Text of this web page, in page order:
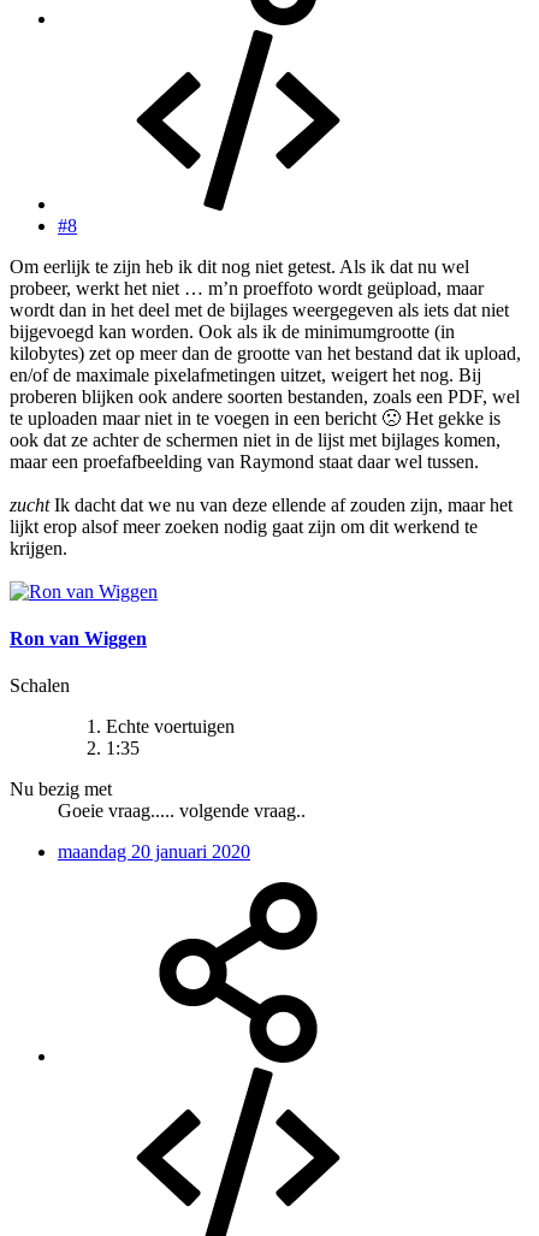
#8
Om eerlijk te zijn heb ik dit nog niet getest. Als ik dat nu wel
probeer, werkt het niet … m’n proeffoto wordt geüpload, maar
wordt dan in het deel met de bijlages weergegeven als iets dat niet
bijgevoegd kan worden. Ook als ik de minimumgrootte (in
kilobytes) zet op meer dan de grootte van het bestand dat ik upload,
en/of de maximale pixelafmetingen uitzet, weigert het nog. Bij
proberen blijken ook andere soorten bestanden, zoals een PDF, wel
te uploaden maar niet in te voegen in een bericht 🙁 Het gekke is
ook dat ze achter de schermen niet in de lijst met bijlages komen,
maar een proefafbeelding van Raymond staat daar wel tussen.
zuchtIk dacht dat we nu van deze ellende af zouden zijn, maar het
lijkt erop alsof meer zoeken nodig gaat zijn om dit werkend te
krijgen.
Ron van Wiggen
Schalen
Echte voertuigen
1:35
Nu bezig met
Goeie vraag..... volgende vraag..
maandag 20 januari 2020